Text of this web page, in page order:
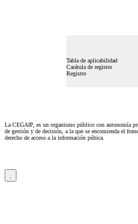
Tabla de aplicabilidad
Carátula de registro
Registro
La CEGAIP, es un organismo público con autonomía
de gestión y de decisión, a la que se encomienda el
derecho de acceso a la información púbica.